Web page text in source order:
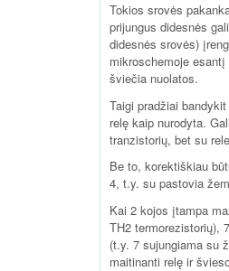
Tokios srovės
prijungus didesnės
didesnės srovės)
mikroschemoje
šviečia nuolatos.
Taigi pradžiai
relę kaip nurodyta.
tranzistorių, bet su
Be to, korektiškiau
4, t.y. su pastovia
Kai 2 kojos įtampa
TH2 termorezistorių),
(t.y. 7 sujungiama su
maitinanti relę ir